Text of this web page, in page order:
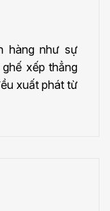
hàng như sự
xếp thẳng
xuất phát từ